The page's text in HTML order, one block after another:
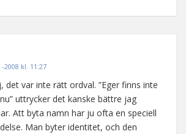
-2008 kl. 11:27
det var inte rätt ordval. ”Eger finns inte
uttrycker det kanske bättre jag
Att byta namn har ju ofta en speciell
Man byter identitet, och den